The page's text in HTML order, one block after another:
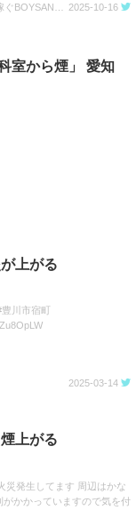
2025-10-16
室から煙」 愛知
上がる
川市宿町
2025-03-14
上がる
災発生してます 周辺はかな
がかかっていますので気を付